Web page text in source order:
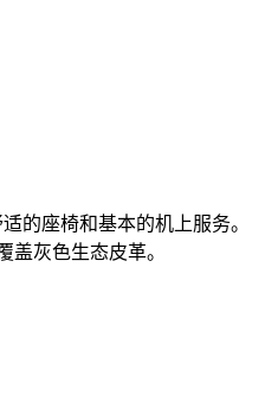
的座椅和基本的机上服务。
盖灰色生态皮革。